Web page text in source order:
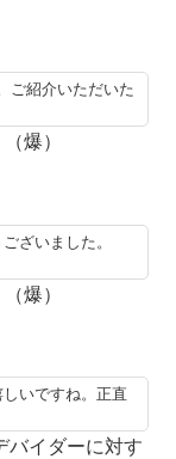
ご紹介いただいた
爆）
ございました。
爆）
いですね。正直
バイダーに対す